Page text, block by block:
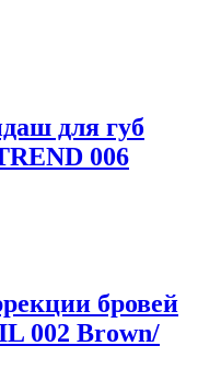
для губ
006
бровей
002 Brown/